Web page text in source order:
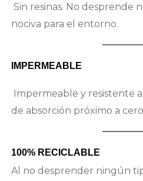
Sin resinas. No desprende
nociva para el entorno.
IMPERMEABLE
Impermeable y resistente
de absorción próximo a
100% RECICLABLE
Al no desprender ningún